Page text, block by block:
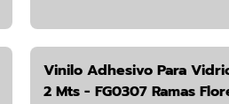
Vinilo Adhesivo Para
2 Mts - FG0307 Ramas